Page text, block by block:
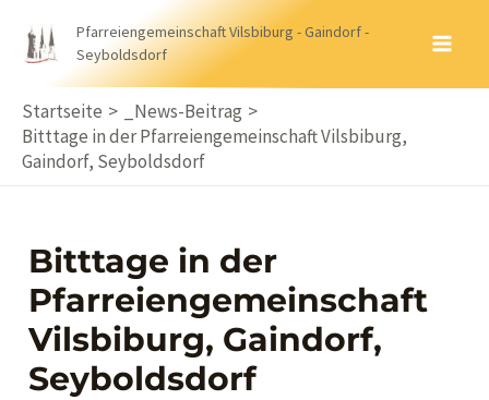
Inhalt
Pfarreiengemeinschaft Vilsbiburg - Gaindorf -
Seyboldsdorf
Startseite
_News-Beitrag
Bitttage in der Pfarreiengemeinschaft Vilsbiburg,
Gaindorf, Seyboldsdorf
Bitttage in der
Pfarreiengemeinschaft
Vilsbiburg, Gaindorf,
Seyboldsdorf